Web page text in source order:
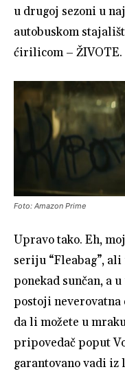
u drugoj sezoni u
autobuskom
ćirilicom – ŽIVOTE.
Foto: Amazon Prime
Upravo tako. Eh,
seriju “Fleabag”,
ponekad sunčan, a
postoji
da li možete u
pripovedač poput
garantovano vadi iz